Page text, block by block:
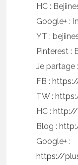
HC :
Google+ :
YT :
Pinterest :
Je partage :
FB :
TW :
HC :http://
Blog :
Google+ :
https://